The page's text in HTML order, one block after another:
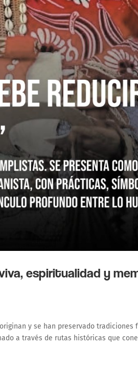
espiritualidad y
y se han preservado tradiciones
a través de rutas históricas que